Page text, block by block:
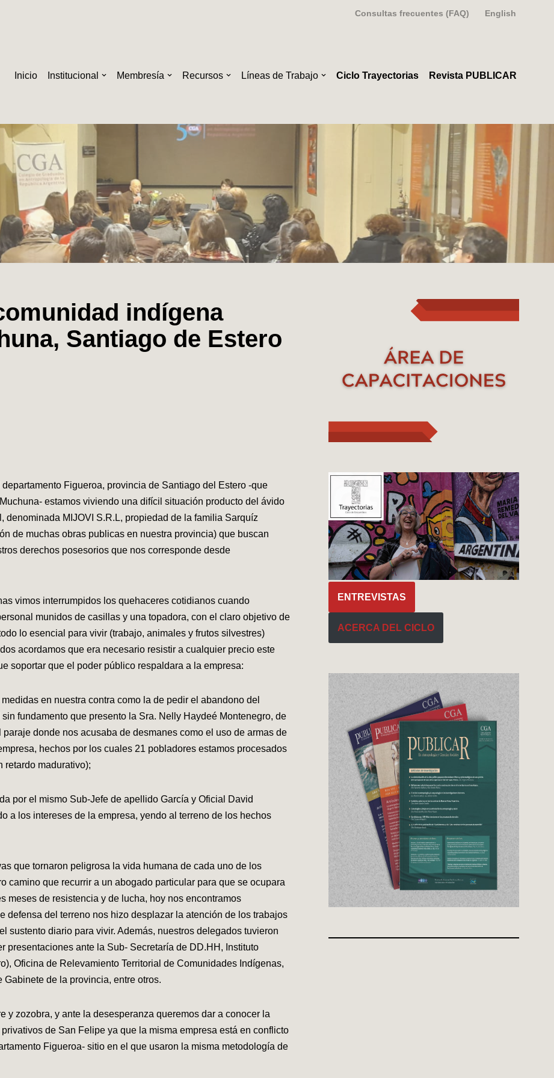
Consultas frecuentes (FAQ) English
Inicio Institucional Membresía Recursos Líneas de Trabajo Ciclo Trayectorias Revista PUBLICAR
indígena
Santiago de Estero
Figueroa, provincia de Santiago del Estero -que
estamos viviendo una difícil situación producto del ávido
denominada MIJOVI S.R.L, propiedad de la familia Sarquíz
de muchas obras publicas en nuestra provincia) que buscan
derechos posesorios que nos corresponde desde
vimos interrumpidos los quehaceres cotidianos cuando
munidos de casillas y una topadora, con el claro objetivo de
lo esencial para vivir (trabajo, animales y frutos silvestres)
acordamos que era necesario resistir a cualquier precio este
soportar que el poder público respaldara a la empresa:
en nuestra contra como la de pedir el abandono del
fundamento que presento la Sra. Nelly Haydeé Montenegro, de
donde nos acusaba de desmanes como el uso de armas de
hechos por los cuales 21 pobladores estamos procesados
retardo madurativo);
por el mismo Sub-Jefe de apellido García y Oficial David
a los intereses de la empresa, yendo al terreno de los hechos
que tornaron peligrosa la vida humana de cada uno de los
camino que recurrir a un abogado particular para que se ocupara
meses de resistencia y de lucha, hoy nos encontramos
defensa del terreno nos hizo desplazar la atención de los trabajos
sustento diario para vivir. Además, nuestros delegados tuvieron
presentaciones ante la Sub- Secretaría de DD.HH, Instituto
Oficina de Relevamiento Territorial de Comunidades Indígenas,
de la provincia, entre otros.
y zozobra, y ante la desesperanza queremos dar a conocer la
de San Felipe ya que la misma empresa está en conflicto
Figueroa- sitio en el que usaron la misma metodología de
ENTREVISTAS
ACERCA DEL CICLO